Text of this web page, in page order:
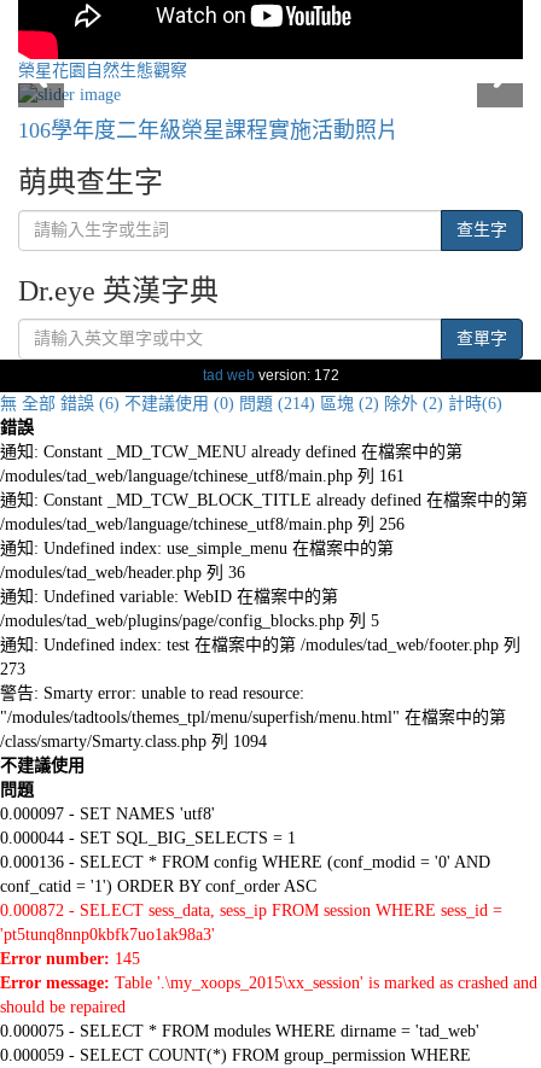
榮星花園自然生態觀察
106學年度二年級榮星課程實施活動照片
萌典查生字
查生字
Dr.eye 英漢字典
查單字
tad webversion: 172
無 全部 錯誤 (6) 不建議使用 (0) 問題 (214) 區塊 (2) 除外 (2) 計時(6)
錯誤
通知: Constant _MD_TCW_MENU already defined 在檔案中的第
/modules/tad_web/language/tchinese_utf8/main.php 列 161
通知: Constant _MD_TCW_BLOCK_TITLE already defined 在檔案中的第
/modules/tad_web/language/tchinese_utf8/main.php 列 256
通知: Undefined index: use_simple_menu 在檔案中的第
/modules/tad_web/header.php 列 36
通知: Undefined variable: WebID 在檔案中的第
/modules/tad_web/plugins/page/config_blocks.php 列 5
通知: Undefined index: test 在檔案中的第 /modules/tad_web/footer.php 列
273
警告: Smarty error: unable to read resource:
"/modules/tadtools/themes_tpl/menu/superfish/menu.html" 在檔案中的第
/class/smarty/Smarty.class.php 列 1094
不建議使用
問題
0.000097 - SET NAMES 'utf8'
0.000044 - SET SQL_BIG_SELECTS = 1
0.000136 - SELECT * FROM config WHERE (conf_modid = '0' AND
conf_catid = '1') ORDER BY conf_order ASC
0.000872 - SELECT sess_data, sess_ip FROM session WHERE sess_id =
'pt5tunq8nnp0kbfk7uo1ak98a3'
Error number: 145
Error message: Table '.\my_xoops_2015\xx_session' is marked as crashed and
should be repaired
0.000075 - SELECT * FROM modules WHERE dirname = 'tad_web'
0.000059 - SELECT COUNT(*) FROM group_permission WHERE